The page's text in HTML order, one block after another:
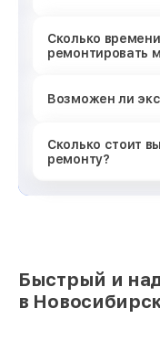
Сколько
ремонтировать
Возможен ли
Сколько стоит
ремонту?
Быстрый и
в